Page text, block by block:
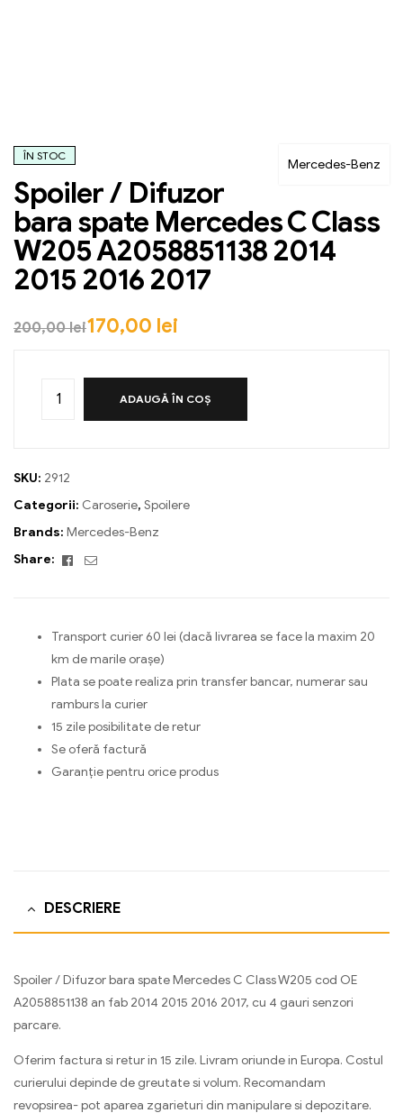
Mercedes-Benz
ÎN STOC
Spoiler / Difuzor
bara spate Mercedes C Class
W205 A2058851138 2014
2015 2016 2017
200,00lei170,00 lei
ADAUGĂ ÎN COȘ
SKU: 2912
Categorii: Caroserie, Spoilere
Brands: Mercedes-Benz
Share:
Facebook
Email
Transport curier 60 lei (dacă livrarea se face la maxim 20
km de marile orașe)
Plata se poate realiza prin transfer bancar, numerar sau
ramburs la curier
15 zile posibilitate de retur
Se oferă factură
Garanție pentru orice produs
DESCRIERE
Spoiler / Difuzor bara spate Mercedes C Class W205 cod OE
A2058851138 an fab 2014 2015 2016 2017, cu 4 gauri senzori
parcare.
Oferim factura si retur in 15 zile. Livram oriunde in Europa. Costul
curierului depinde de greutate si volum. Recomandam
revopsirea- pot aparea zgarieturi din manipulare si depozitare.